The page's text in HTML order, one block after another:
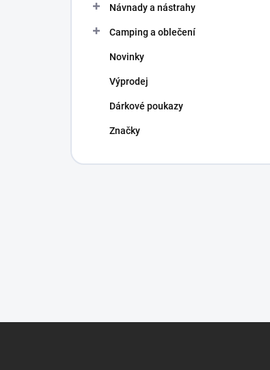
Návnady a nástrahy
Camping a oblečení
Novinky
Výprodej
Dárkové poukazy
Značky